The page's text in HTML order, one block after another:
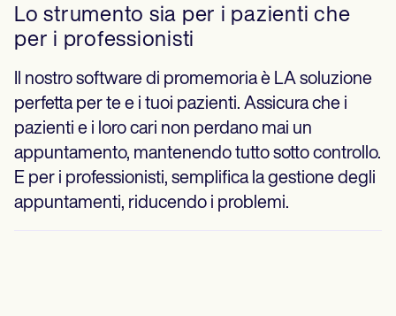
Lo strumento sia per i pazienti che
per i professionisti
Il nostro software di promemoria è LA soluzione
perfetta per te e i tuoi pazienti. Assicura che i
pazienti e i loro cari non perdano mai un
appuntamento, mantenendo tutto sotto controllo.
E per i professionisti, semplifica la gestione degli
appuntamenti, riducendo i problemi.